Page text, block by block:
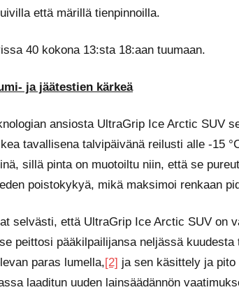
että märillä tienpinnoilla.
40 kokona 13:sta 18:aan tuumaan.
ja jäätestien kärkeä
ansiosta UltraGrip Ice Arctic SUV
tavallisena talvipäivänä reilusti alle -15
sillä pinta on muotoiltu niin, että se
poistokykyä, mikä maksimoi renkaan
selvästi, että UltraGrip Ice Arctic SUV on
peittosi pääkilpailijansa neljässä kuudesta
paras lumella,[2] ja sen käsittely ja
laaditun uuden lainsäädännön